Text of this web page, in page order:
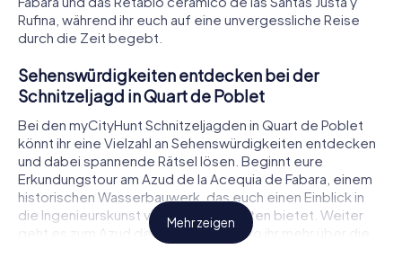
Rufina, während ihr euch auf eine unvergessliche Reise
durch die Zeit begebt.
Sehenswürdigkeiten entdecken bei der
Schnitzeljagd in Quart de Poblet
Bei den myCityHunt Schnitzeljagden in Quart de Poblet
könnt ihr eine Vielzahl an Sehenswürdigkeiten entdecken
und dabei spannende Rätsel lösen. Beginnt eure
Erkundungstour am Azud de la Acequia de Fabara, einem
historischen Wasserbauwerk, das euch einen Einblick in
die Ingenieurskunst vergangener Zeiten bietet. Weiter
geht es zum Azud del Repartiment, wo ihr mehr über die
Mehr zeigen